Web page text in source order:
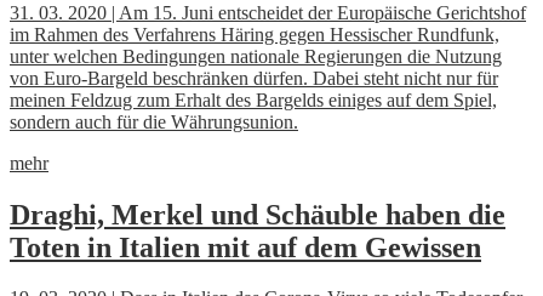
31. 03. 2020 | Am 15. Juni entscheidet der Europäische Gerichtshof
im Rahmen des Verfahrens Häring gegen Hessischer Rundfunk,
unter welchen Bedingungen nationale Regierungen die Nutzung
von Euro-Bargeld beschränken dürfen. Dabei steht nicht nur für
meinen Feldzug zum Erhalt des Bargelds einiges auf dem Spiel,
sondern auch für die Währungsunion.
mehr
Draghi, Merkel und Schäuble haben die
Toten in Italien mit auf dem Gewissen